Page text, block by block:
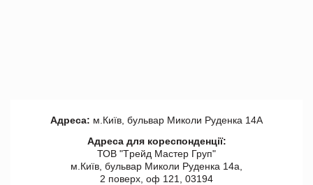
Адреса: м.Київ, бульвар Миколи Руденка 14А
Адреса для кореспонденції:
ТОВ "Tрейд Мастер Груп"
м.Київ, бульвар Миколи Руденка 14а,
2 поверх, оф 121, 03194